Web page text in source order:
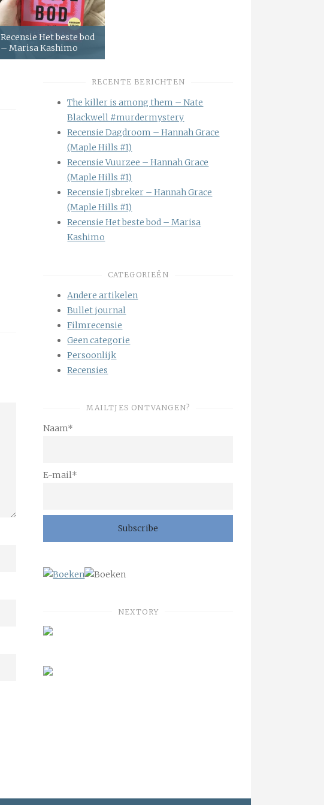
Recensie Het beste bod
– Marisa Kashimo
RECENTE BERICHTEN
The killer is among them – Nate
Blackwell #murdermystery
Recensie Dagdroom – Hannah Grace
(Maple Hills #1)
Recensie Vuurzee – Hannah Grace
(Maple Hills #1)
Recensie Ijsbreker – Hannah Grace
(Maple Hills #1)
Recensie Het beste bod – Marisa
Kashimo
CATEGORIEËN
Andere artikelen
Bullet journal
Filmrecensie
Geen categorie
Persoonlijk
Recensies
MAILTJES ONTVANGEN?
Naam*
E-mail*
NEXTORY